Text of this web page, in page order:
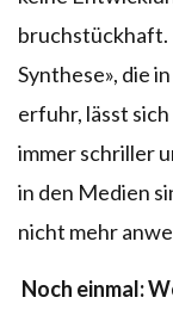
bruchstückhaft.
Synthese», die
erfuhr, lässt
immer schriller
in den Medien
nicht mehr
Noch einmal: